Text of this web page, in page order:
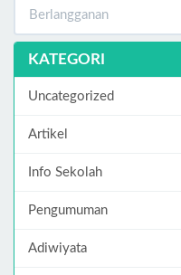
KATEGORI
Uncategorized
Artikel
Info Sekolah
Pengumuman
Adiwiyata